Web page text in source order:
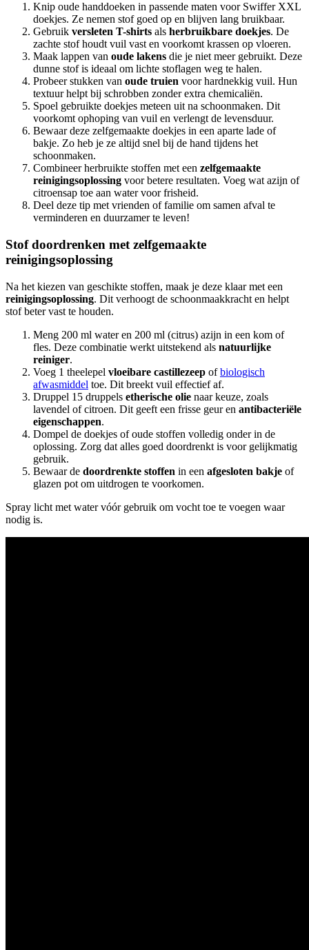
Knip oude handdoeken in passende maten voor Swiffer XXL
doekjes. Ze nemen stof goed op en blijven lang bruikbaar.
Gebruik versleten T-shirts als herbruikbare doekjes. De
zachte stof houdt vuil vast en voorkomt krassen op vloeren.
Maak lappen van oude lakens die je niet meer gebruikt. Deze
dunne stof is ideaal om lichte stoflagen weg te halen.
Probeer stukken van oude truien voor hardnekkig vuil. Hun
textuur helpt bij schrobben zonder extra chemicaliën.
Spoel gebruikte doekjes meteen uit na schoonmaken. Dit
voorkomt ophoping van vuil en verlengt de levensduur.
Bewaar deze zelfgemaakte doekjes in een aparte lade of
bakje. Zo heb je ze altijd snel bij de hand tijdens het
schoonmaken.
Combineer herbruikte stoffen met een zelfgemaakte
reinigingsoplossing voor betere resultaten. Voeg wat azijn of
citroensap toe aan water voor frisheid.
Deel deze tip met vrienden of familie om samen afval te
verminderen en duurzamer te leven!
Stof doordrenken met zelfgemaakte
reinigingsoplossing
Na het kiezen van geschikte stoffen, maak je deze klaar met een
reinigingsoplossing. Dit verhoogt de schoonmaakkracht en helpt
stof beter vast te houden.
Meng 200 ml water en 200 ml (citrus) azijn in een kom of
fles. Deze combinatie werkt uitstekend als natuurlijke
reiniger.
Voeg 1 theelepel vloeibare castillezeep ofbiologisch
afwasmiddel toe. Dit breekt vuil effectief af.
Druppel 15 druppels etherische olie naar keuze, zoals
lavendel of citroen. Dit geeft een frisse geur en antibacteriële
eigenschappen.
Dompel de doekjes of oude stoffen volledig onder in de
oplossing. Zorg dat alles goed doordrenkt is voor gelijkmatig
gebruik.
Bewaar de doordrenkte stoffen in een afgesloten bakje of
glazen pot om uitdrogen te voorkomen.
Spray licht met water vóór gebruik om vocht toe te voegen waar
nodig is.